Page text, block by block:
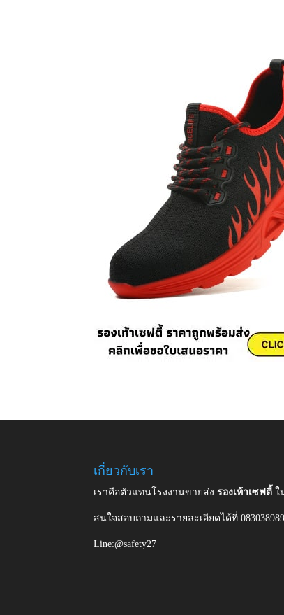
เกี่ยวกับเรา
เราคือตัวแทนโรงงานขายส่งรองเท้าเซฟตี้ใ
สนใจสอบถามและรายละเอียดได้ที่
Line:@safety27